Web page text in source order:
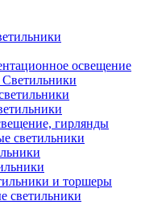
освещение
гирлянды
светильники
и торшеры
светильники